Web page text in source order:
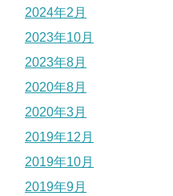
2024年2月
2023年10月
2023年8月
2020年8月
2020年3月
2019年12月
2019年10月
2019年9月